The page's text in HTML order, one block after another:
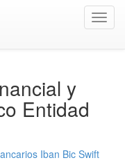
y
Entidad
Iban Bic Swift